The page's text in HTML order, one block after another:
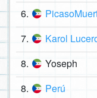
6.
7. Karol
8. Yoseph
8. Perú